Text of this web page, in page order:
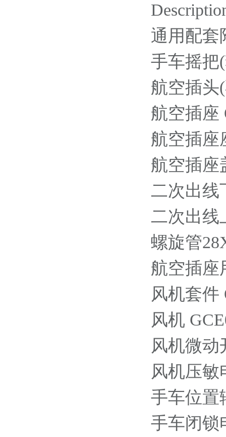
通用配套
手车摇把
航空插头
航空插座
航空插座
航空插座
二次出线
二次出线
螺旋管
航空插座
风机套件
风机
风机微动
风机压敏
手车位置
手车闭锁